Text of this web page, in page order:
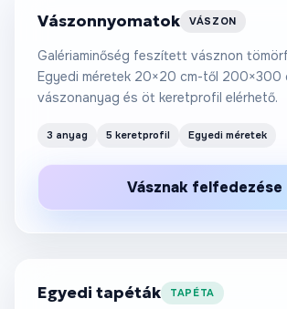
Vászonnyomatok VÁSZON
Galériaminőség feszített vásznon
Egyedi méretek 20×20 cm-től 200×300
vászonanyag és öt keretprofil elérhető.
3 anyag 5 keretprofil Egyedi méretek
Vásznak felfedezése
Egyedi tapéták TAPÉTA